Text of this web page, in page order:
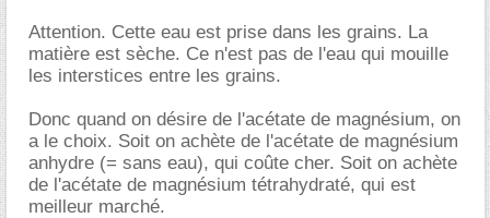
Attention. Cette eau est prise dans les grains. La
matière est sèche. Ce n'est pas de l'eau qui mouille
les interstices entre les grains.
Donc quand on désire de l'acétate de magnésium, on
a le choix. Soit on achète de l'acétate de magnésium
anhydre (= sans eau), qui coûte cher. Soit on achète
de l'acétate de magnésium tétrahydraté, qui est
meilleur marché.